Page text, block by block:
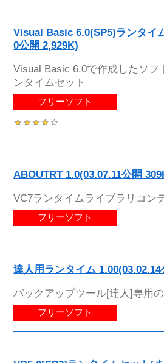
Visual Basic 6.0(SP5)ランタイ
0公開 2,929K)
Visual Basic 6.0で作成したソフ
ンタイムセット
フリーソフト
ABOUTRT 1.0(03.07.11公開
VC7ランタイムライブラリコン
フリーソフト
達人用ランタイム
バックアップツール[達人]専用
フリーソフト